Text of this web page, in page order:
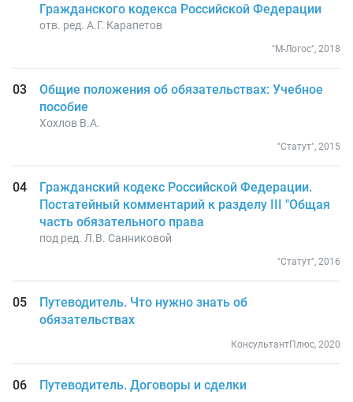
Гражданского кодекса Российской Федерации
отв. ред. А.Г. Карапетов
"М-Логос", 2018
Общие положения об обязательствах: Учебное
пособие
Хохлов В.А.
"Статут", 2015
Гражданский кодекс Российской Федерации.
Постатейный комментарий к разделу III "Общая
часть обязательного права
под ред. Л.В. Санниковой
"Статут", 2016
Путеводитель. Что нужно знать об
обязательствах
КонсультантПлюс, 2020
Путеводитель. Договоры и сделки